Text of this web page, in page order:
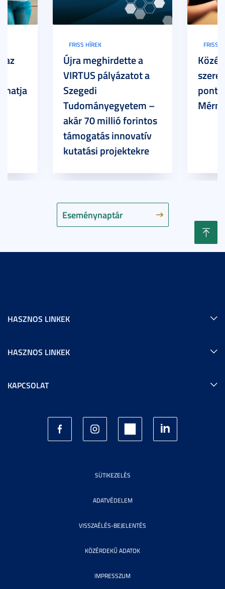
Eseménynaptár
az
FRISS HÍREK
Újra meghirdette a
VIRTUS pályázatot a
Szegedi
Tudományegyetem –
akár 70 millió forintos
támogatás innovatív
kutatási projektekre
FRISS
HASZNOS LINKEK
HASZNOS LINKEK
KAPCSOLAT
SÜTIKEZELÉS
ADATVÉDELEM
VISSZAÉLÉS-BEJELENTÉS
KÖZÉRDEKŰ ADATOK
IMPRESSZUM